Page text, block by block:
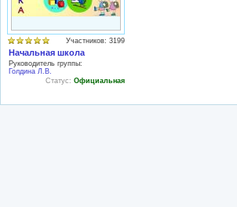
Участников: 3199
Начальная школа
Руководитель группы:
Голдина Л.В.
Статус: Официальная